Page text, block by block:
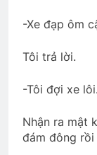
-Xe đạp ôm
Tôi trả lời.
-Tôi đợi xe lôi.
Nhận ra mật
đám đông rồi